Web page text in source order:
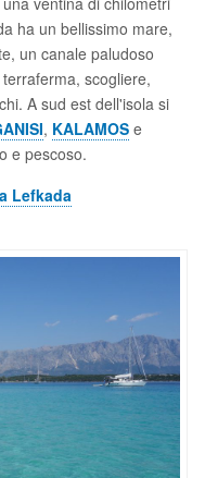
ha un bellissimo mare,
un canale paludoso
scogliere,
A sud est dell'isola si
, KALAMOS e
e pescoso.
Lefkada